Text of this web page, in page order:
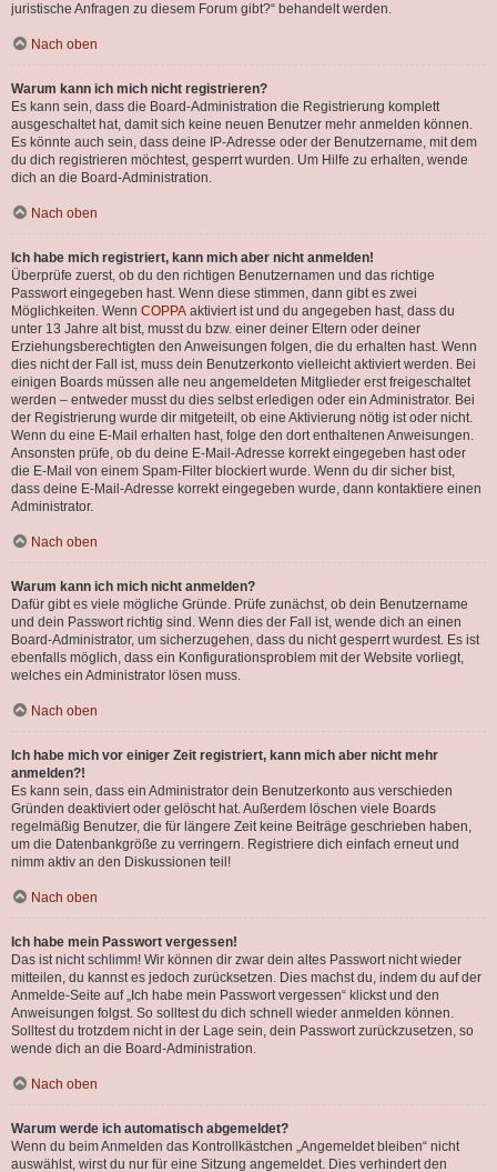
juristische Anfragen zu diesem Forum gibt?“ behandelt werden.
Nach oben
Warum kann ich mich nicht registrieren?
Es kann sein, dass die Board-Administration die Registrierung komplett
ausgeschaltet hat, damit sich keine neuen Benutzer mehr anmelden können.
Es könnte auch sein, dass deine IP-Adresse oder der Benutzername, mit dem
du dich registrieren möchtest, gesperrt wurden. Um Hilfe zu erhalten, wende
dich an die Board-Administration.
Nach oben
Ich habe mich registriert, kann mich aber nicht anmelden!
Überprüfe zuerst, ob du den richtigen Benutzernamen und das richtige
Passwort eingegeben hast. Wenn diese stimmen, dann gibt es zwei
Möglichkeiten. Wenn COPPA aktiviert ist und du angegeben hast, dass du
unter 13 Jahre alt bist, musst du bzw. einer deiner Eltern oder deiner
Erziehungsberechtigten den Anweisungen folgen, die du erhalten hast. Wenn
dies nicht der Fall ist, muss dein Benutzerkonto vielleicht aktiviert werden. Bei
einigen Boards müssen alle neu angemeldeten Mitglieder erst freigeschaltet
werden – entweder musst du dies selbst erledigen oder ein Administrator. Bei
der Registrierung wurde dir mitgeteilt, ob eine Aktivierung nötig ist oder nicht.
Wenn du eine E-Mail erhalten hast, folge den dort enthaltenen Anweisungen.
Ansonsten prüfe, ob du deine E-Mail-Adresse korrekt eingegeben hast oder
die E-Mail von einem Spam-Filter blockiert wurde. Wenn du dir sicher bist,
dass deine E-Mail-Adresse korrekt eingegeben wurde, dann kontaktiere einen
Administrator.
Nach oben
Warum kann ich mich nicht anmelden?
Dafür gibt es viele mögliche Gründe. Prüfe zunächst, ob dein Benutzername
und dein Passwort richtig sind. Wenn dies der Fall ist, wende dich an einen
Board-Administrator, um sicherzugehen, dass du nicht gesperrt wurdest. Es ist
ebenfalls möglich, dass ein Konfigurationsproblem mit der Website vorliegt,
welches ein Administrator lösen muss.
Nach oben
Ich habe mich vor einiger Zeit registriert, kann mich aber nicht mehr
anmelden?!
Es kann sein, dass ein Administrator dein Benutzerkonto aus verschieden
Gründen deaktiviert oder gelöscht hat. Außerdem löschen viele Boards
regelmäßig Benutzer, die für längere Zeit keine Beiträge geschrieben haben,
um die Datenbankgröße zu verringern. Registriere dich einfach erneut und
nimm aktiv an den Diskussionen teil!
Nach oben
Ich habe mein Passwort vergessen!
Das ist nicht schlimm! Wir können dir zwar dein altes Passwort nicht wieder
mitteilen, du kannst es jedoch zurücksetzen. Dies machst du, indem du auf der
Anmelde-Seite auf „Ich habe mein Passwort vergessen“ klickst und den
Anweisungen folgst. So solltest du dich schnell wieder anmelden können.
Solltest du trotzdem nicht in der Lage sein, dein Passwort zurückzusetzen, so
wende dich an die Board-Administration.
Nach oben
Warum werde ich automatisch abgemeldet?
Wenn du beim Anmelden das Kontrollkästchen „Angemeldet bleiben“ nicht
auswählst, wirst du nur für eine Sitzung angemeldet. Dies verhindert den